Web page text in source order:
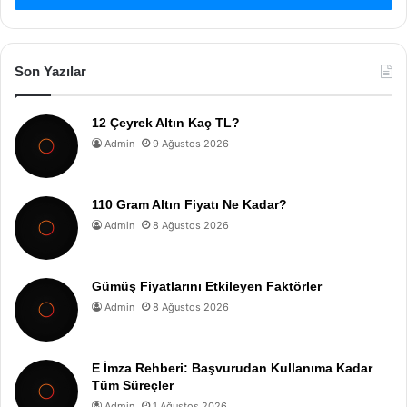
Son Yazılar
12 Çeyrek Altın Kaç TL?
Admin 9 Ağustos 2026
110 Gram Altın Fiyatı Ne Kadar?
Admin 8 Ağustos 2026
Gümüş Fiyatlarını Etkileyen Faktörler
Admin 8 Ağustos 2026
E İmza Rehberi: Başvurudan Kullanıma Kadar
Tüm Süreçler